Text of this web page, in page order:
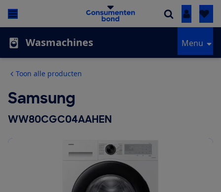
Inloggen
Wasmachines Menu
Toon alle producten
Samsung
WW80CGC04AAHEN